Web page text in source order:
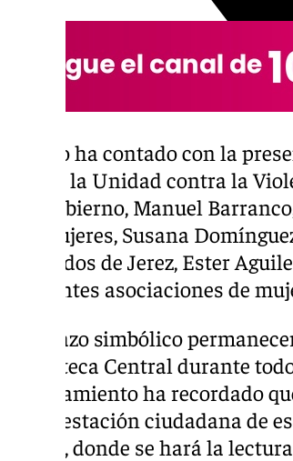
El acto ha contado con la
jefe de la Unidad contra la
del Gobierno, Manuel
las Mujeres, Susana
Abogados de Jerez, Ester
diferentes asociaciones de
Este lazo simbólico
Biblioteca Central durante
Ayuntamiento ha recordado
manifestación ciudadana de
Banco, donde se hará la